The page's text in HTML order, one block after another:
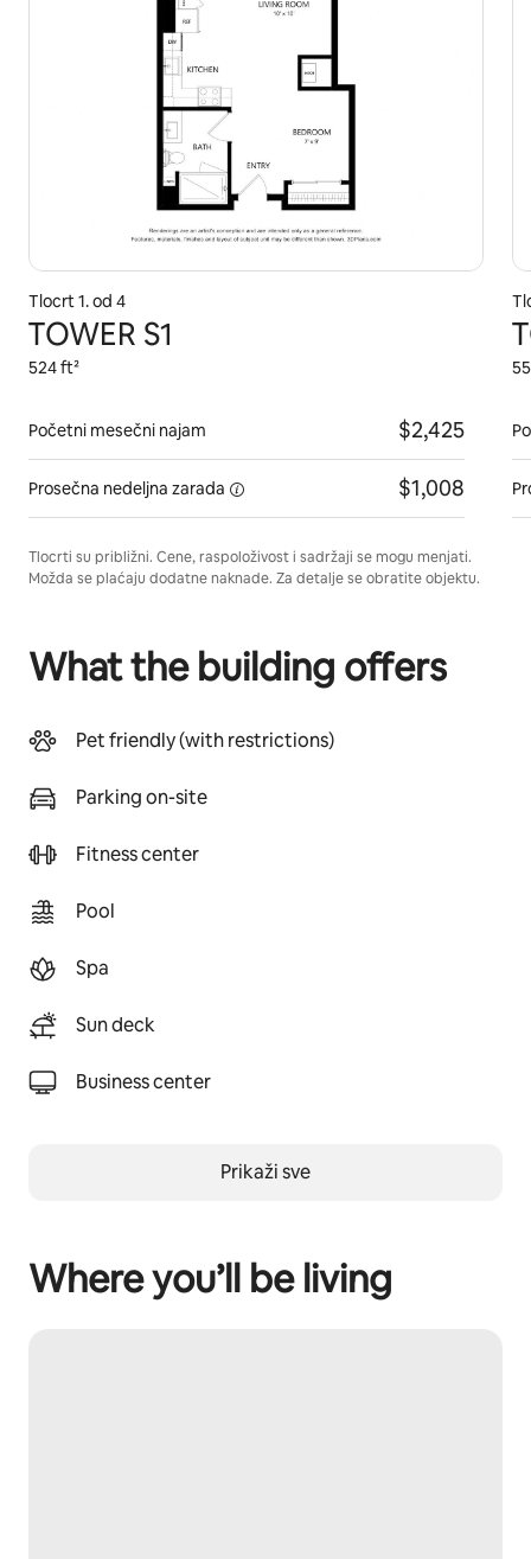
Tlocrt 1. od 4
TOWER S1
524 ft²
Početni mesečni najam $2,425
Prosečna nedeljna zarada $1,008
Tlocrti su približni. Cene, raspoloživost i sadržaji se mogu menjati.
Možda se plaćaju dodatne naknade. Za detalje se obratite objektu.
What the building offers
Pet friendly (with restrictions)
Parking on-site
Fitness center
Pool
Spa
Sun deck
Business center
Prikaži sve
Where you’ll be living